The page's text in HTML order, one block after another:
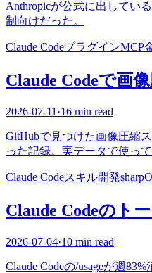
Anthropicが公式に出してい
制向けだった。
Claude CodeプラグインMCP
Claude Codeで画
2026-07-11 ·16 min read
GitHubで見つけた画像圧縮
った記録。実データで使っ
Claude Codeスキル開発sharp
Claude Codeのト
2026-07-04·10 min read
Claude Codeの/usageが週